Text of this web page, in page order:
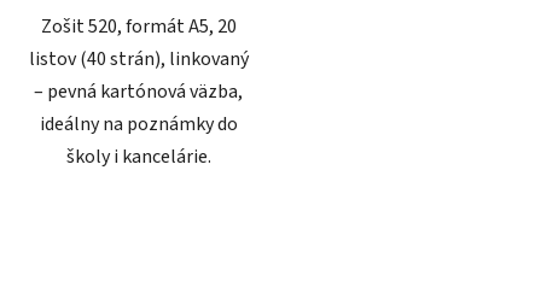
Zošit 520, formát A5, 20
listov (40 strán), linkovaný
– pevná kartónová väzba,
ideálny na poznámky do
školy i kancelárie.